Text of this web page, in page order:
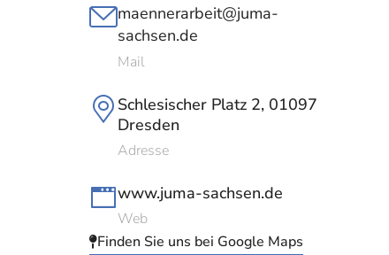
maennerarbeit@juma-
sachsen.de
Mail
Schlesischer Platz 2, 01097
Dresden
Adresse
www.juma-sachsen.de
Web
Finden Sie uns bei Google Maps